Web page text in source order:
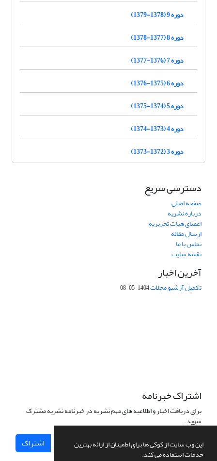
این وب سایت از کوکی ها برای اطمینان از ارائه بهترین
خدمات استفاده می کند.
دوره 9 (1378-1379)
دوره 8 (1377-1378)
دوره 7 (1376-1377)
دوره 6 (1375-1376)
دوره 5 (1374-1375)
دوره 4 (1373-1374)
دوره 3 (1372-1373)
دسترسی سریع
صفحه اصلی
درباره نشریه
اعضای هیات تحریریه
ارسال مقاله
تماس با ما
نقشه سایت
آخرین اخبار
تکمیل آرشیو مجلات1404-05-08
اشتراک خبرنامه
برای دریافت اخبار و اطلاعیه های مهم نشریه در خبرنامه نشریه مشترک
شوید.
اشتراک